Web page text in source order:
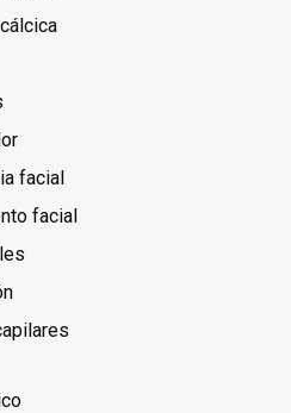
facial
facial